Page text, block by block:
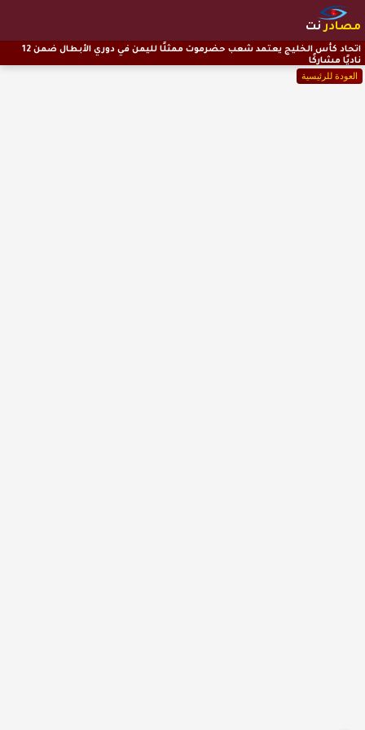
مصادرنت
العودة للرئيسية
اتحاد كأس الخليج يعتمد شعب حضرموت ممثلًا لليمن في دوري الأبطال ضمن 12
ناديًا مشاركًا